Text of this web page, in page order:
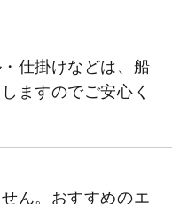
仕掛けなどは、船
ますのでご安心く
ん。おすすめのエ